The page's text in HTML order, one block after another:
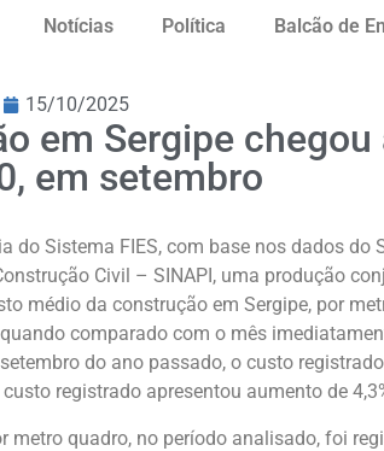
Notícias Política Balcão de
15/10/2025
em Sergipe chegou
em setembro
do Sistema FIES, com base nos dados do
Civil – SINAPI, uma produção
médio da construção em Sergipe, por
comparado com o mês
do ano passado, o custo
registrado apresentou aumento de
quadro, no período analisado, foi